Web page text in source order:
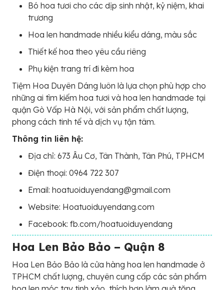
Bó hoa tươi cho các dịp sinh nhật, kỷ niệm, khai
trương
Hoa len handmade nhiều kiểu dáng, màu sắc
Thiết kế hoa theo yêu cầu riêng
Phụ kiện trang trí đi kèm hoa
Tiệm Hoa Duyên Dáng luôn là lựa chọn phù hợp cho
những ai tìm kiếm hoa tươi và hoa len handmade tại
quận Gò Vấp Hà Nội, với sản phẩm chất lượng,
phong cách tinh tế và dịch vụ tận tâm.
Thông tin liên hệ:
Địa chỉ: 673 Âu Cơ, Tân Thành, Tân Phú, TPHCM
Điện thoại: 0964 722 307
Email: hoatuoiduyendang@gmail.com
Website: Hoatuoiduyendang.com
Facebook: fb.com/hoatuoiduyendang
Hoa Len Bảo Bảo – Quận 8
Hoa Len Bảo Bảo là cửa hàng hoa len handmade ở
TPHCM chất lượng, chuyên cung cấp các sản phẩm